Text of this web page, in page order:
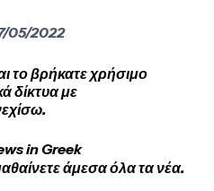
05/2022
το βρήκατε χρήσιμο
δίκτυα με
in Greek
άμεσα όλα τα νέα.